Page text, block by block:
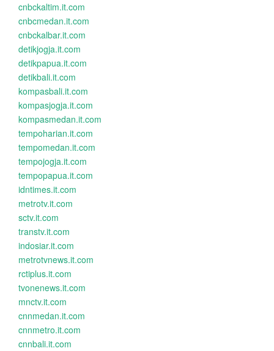
cnbckaltim.it.com
cnbcmedan.it.com
cnbckalbar.it.com
detikjogja.it.com
detikpapua.it.com
detikbali.it.com
kompasbali.it.com
kompasjogja.it.com
kompasmedan.it.com
tempoharian.it.com
tempomedan.it.com
tempojogja.it.com
tempopapua.it.com
idntimes.it.com
metrotv.it.com
sctv.it.com
transtv.it.com
indosiar.it.com
metrotvnews.it.com
rctiplus.it.com
tvonenews.it.com
mnctv.it.com
cnnmedan.it.com
cnnmetro.it.com
cnnbali.it.com